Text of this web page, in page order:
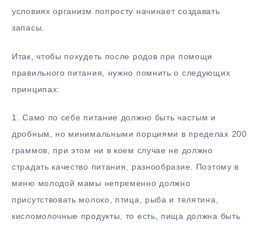
условиях организм попросту начинает создавать
запасы.
Итак, чтобы похудеть после родов при помощи
правильного питания, нужно помнить о следующих
принципах:
1. Само по себе питание должно быть частым и
дробным, но минимальными порциями в пределах 200
граммов, при этом ни в коем случае не должно
страдать качество питания, разнообразие. Поэтому в
меню молодой мамы непременно должно
присутствовать молоко, птица, рыба и телятина,
кисломолочные продукты, то есть, пища должна быть